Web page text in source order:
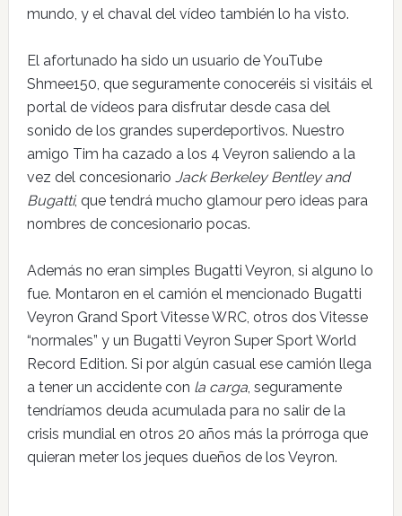
mundo, y el chaval del vídeo también lo ha visto.
El afortunado ha sido un usuario de YouTube
Shmee150, que seguramente conoceréis si visitáis el
portal de vídeos para disfrutar desde casa del
sonido de los grandes superdeportivos. Nuestro
amigo Tim ha cazado a los 4 Veyron saliendo a la
vez del concesionario Jack Berkeley Bentley and
Bugatti, que tendrá mucho glamour pero ideas para
nombres de concesionario pocas.
Además no eran simples Bugatti Veyron, si alguno lo
fue. Montaron en el camión el mencionado Bugatti
Veyron Grand Sport Vitesse WRC, otros dos Vitesse
“normales” y un Bugatti Veyron Super Sport World
Record Edition. Si por algún casual ese camión llega
a tener un accidente con la carga, seguramente
tendríamos deuda acumulada para no salir de la
crisis mundial en otros 20 años más la prórroga que
quieran meter los jeques dueños de los Veyron.